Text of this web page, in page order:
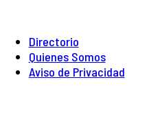
Directorio
Quienes Somos
Aviso de Privacidad